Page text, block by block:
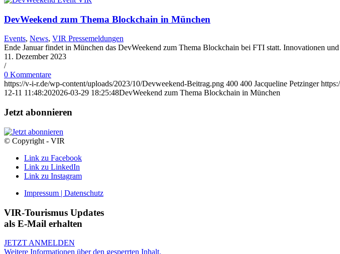
DevWeekend zum Thema Blockchain in München
Events, News, VIR Pressemeldungen
Ende Januar findet in München das DevWeekend zum Thema Blockchain bei FTI statt. Innovationen
11. Dezember 2023
/
0 Kommentare
https://v-i-r.de/wp-content/uploads/2023/10/Devweekend-Beitrag.png 400 400 Jacqueline Petzinger
12-11 11:48:202026-03-29 18:25:48DevWeekend zum Thema Blockchain in München
Jetzt abonnieren
© Copyright - VIR
Link zu Facebook
Link zu LinkedIn
Link zu Instagram
Impressum | Datenschutz
VIR-Tourismus Updates
als E-Mail erhalten
JETZT ANMELDEN
Weitere Informationen über den gesperrten Inhalt.